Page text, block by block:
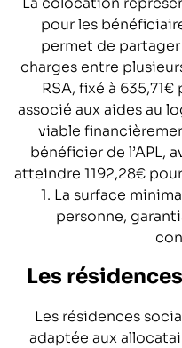
pour les
permet de
charges entre
RSA, fixé à
associé aux aides au
viable
bénéficier de l’APL,
atteindre 1192,28€
1. La surface
personne,
Les
Les résidences
adaptée aux